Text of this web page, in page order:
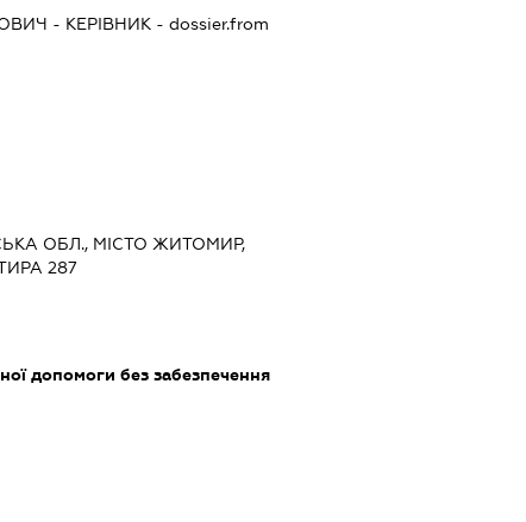
- КЕРІВНИК - dossier.from
ОБЛ., МІСТО ЖИТОМИР,
287
допомоги без забезпечення